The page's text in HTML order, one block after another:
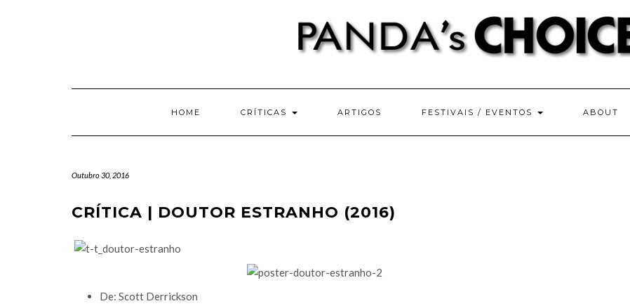
HOME CRÍTICAS ARTIGOS FESTIVAIS / EVENTOS ABOUT
Outubro 30, 2016
CRÍTICA | DOUTOR ESTRANHO (2016)
De: Scott Derrickson